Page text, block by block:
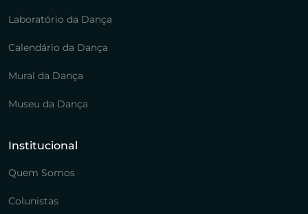
Laboratório da Dança
Calendário da Dança
Mural da Dança
Museu da Dança
Institucional
Quem Somos
Colunistas